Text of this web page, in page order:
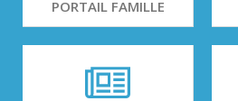
PORTAIL FAMILLE